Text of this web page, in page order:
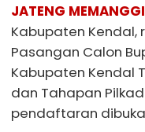
JATENG
Kabupaten
Pasangan Calon
Kabupaten Kendal
dan Tahapan
pendaftaran